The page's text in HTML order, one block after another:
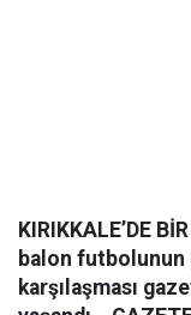
KIRIKKALE’DE
balon
karşılaşması